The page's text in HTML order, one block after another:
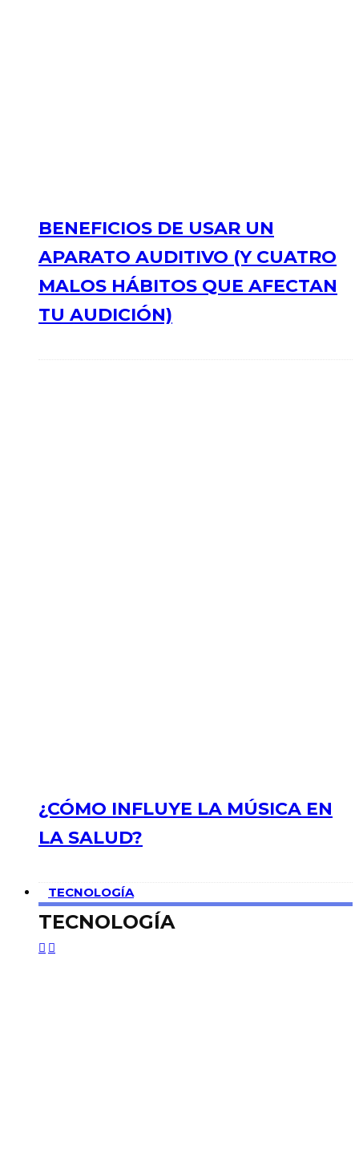
BENEFICIOS DE USAR UN
APARATO AUDITIVO (Y CUATRO
MALOS HÁBITOS QUE AFECTAN
TU AUDICIÓN)
¿CÓMO INFLUYE LA MÚSICA EN
LA SALUD?
TECNOLOGÍA
TECNOLOGÍA